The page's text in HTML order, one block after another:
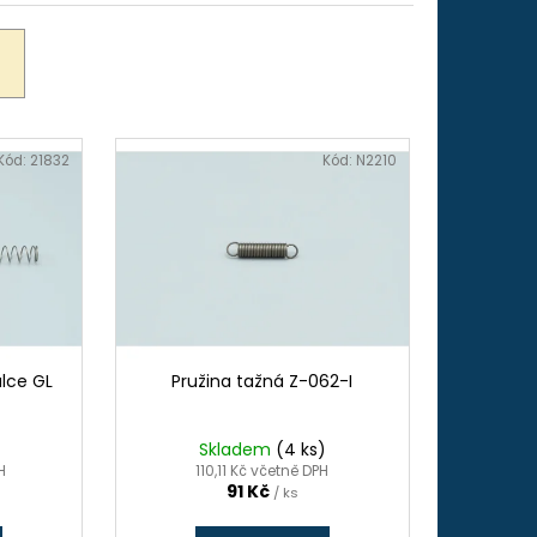
GL
21832
Pružina tažná Z-062-I
Skladem (4 ks)
110,11 Kč včetně DPH
91 Kč / ks
Kód: N2210
45 MM (ADS 251)